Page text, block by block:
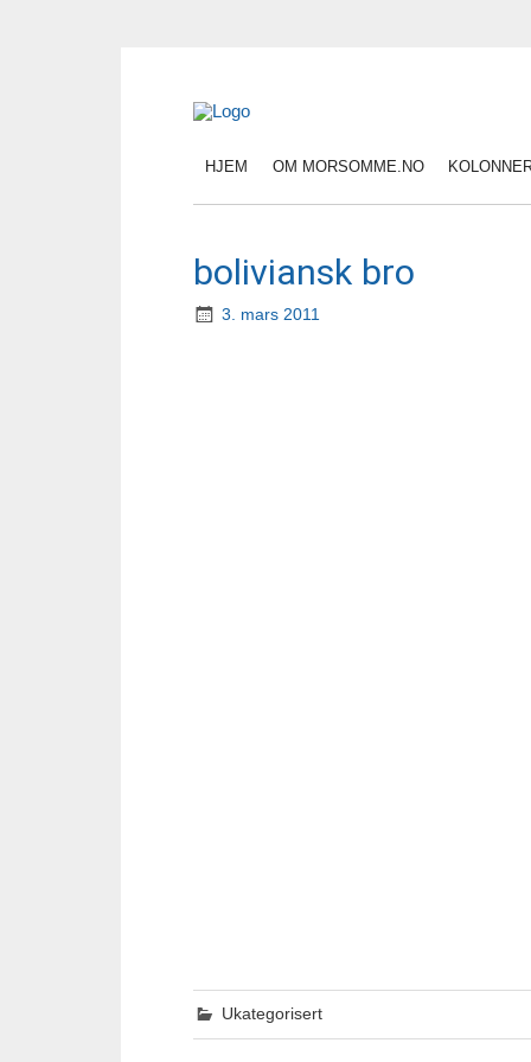
HJEM OM MORSOMME.NO
boliviansk bro
3. mars 2011
Ukategorisert